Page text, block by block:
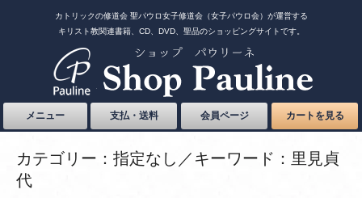
カトリックの修道会 聖パウロ女子修道会（女子パウロ会）が運営する
キリスト教関連書籍、CD、DVD、聖品のショッピングサイトです。
メニュー 支払・送料 会員ページ カートを見る
カテゴリー：指定なし／キーワード：里見貞
代